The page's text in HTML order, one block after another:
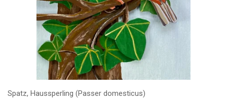
Spatz, Haussperling (Passer domesticus)